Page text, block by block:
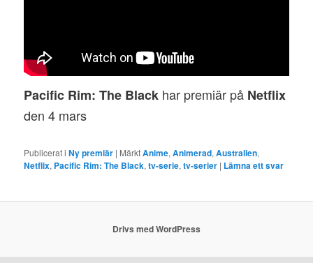
Pacific Rim: The Black har premiär på Netflix
den 4 mars
Publicerat i Ny premiär | MärktAnime,Animerad,Australien,
Netflix, Pacific Rim: The Black,tv-serie,tv-serier | Lämna ett svar
Drivs med WordPress